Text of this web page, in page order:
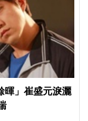
暉」崔盛元淚灑